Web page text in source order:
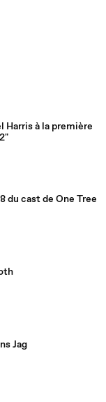
Harris à la première
du cast de One Tree
Jag